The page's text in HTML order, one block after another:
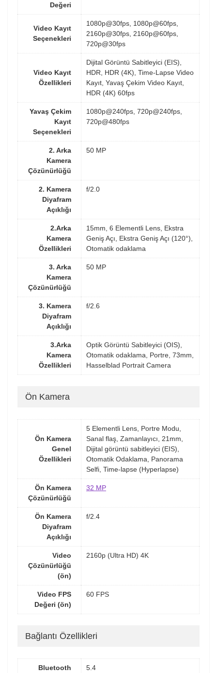
Değeri
Video Kayıt
Seçenekleri
1080p@30fps, 1080p@60fps,
2160p@30fps, 2160p@60fps,
720p@30fps
Video Kayıt
Özellikleri
Dijital Görüntü Sabitleyici (EIS),
HDR, HDR (4K), Time-Lapse Video
Kayıt, Yavaş Çekim Video Kayıt,
HDR (4K) 60fps
Yavaş Çekim
Kayıt
Seçenekleri
1080p@240fps, 720p@240fps,
720p@480fps
2. Arka
Kamera
Çözünürlüğü
50 MP
2. Kamera
Diyafram
Açıklığı
f/2.0
2.Arka
Kamera
Özellikleri
15mm, 6 Elementli Lens, Ekstra
Geniş Açı, Ekstra Geniş Açı (120°),
Otomatik odaklama
3. Arka
Kamera
Çözünürlüğü
50 MP
3. Kamera
Diyafram
Açıklığı
f/2.6
3.Arka
Kamera
Özellikleri
Optik Görüntü Sabitleyici (OIS),
Otomatik odaklama, Portre, 73mm,
Hasselblad Portrait Camera
Ön Kamera
Ön Kamera
Genel
Özellikleri
5 Elementli Lens, Portre Modu,
Sanal flaş, Zamanlayıcı, 21mm,
Dijital görüntü sabitleyici (EIS),
Otomatik Odaklama, Panorama
Selfi, Time-lapse (Hyperlapse)
Ön Kamera
Çözünürlüğü
32 MP
Ön Kamera
Diyafram
Açıklığı
f/2.4
Video
Çözünürlüğü
(ön)
2160p (Ultra HD) 4K
Video FPS
Değeri (ön)
60 FPS
Bağlantı Özellikleri
Bluetooth
5.4